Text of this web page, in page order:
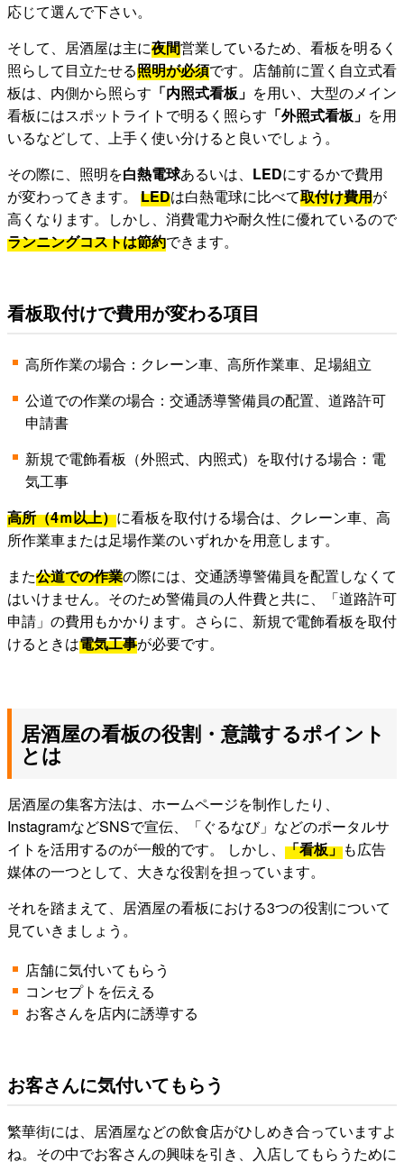
応じて選んで下さい。
そして、居酒屋は主に夜間営業しているため、看板を明るく
照らして目立たせる照明が必須です。店舗前に置く自立式看
板は、内側から照らす 「内照式看板」 を用い、大型のメイン
看板にはスポットライトで明るく照らす 「外照式看板」 を用
いるなどして、上手く使い分けると良いでしょう。
その際に、照明を白熱電球あるいは、 LEDにするかで費用
が変わってきます。 LEDは白熱電球に比べて取付け費用が
高くなります。しかし、消費電力や耐久性に優れているので
ランニングコストは節約できます。
看板取付けで費用が変わる項目
高所作業の場合：クレーン車、高所作業車、足場組立
公道での作業の場合：交通誘導警備員の配置、道路許可
申請書
新規で電飾看板（外照式、内照式）を取付ける場合：電
気工事
高所（4ｍ以上）に看板を取付ける場合は、クレーン車、高
所作業車または足場作業のいずれかを用意します。
また公道での作業の際には、交通誘導警備員を配置しなくて
はいけません。そのため警備員の人件費と共に、「道路許可
申請」の費用もかかります。さらに、新規で電飾看板を取付
けるときは電気工事が必要です。
居酒屋の看板の役割・意識するポイント
とは
居酒屋の集客方法は、ホームページを制作したり、
InstagramなどSNSで宣伝、「ぐるなび」などのポータルサ
イトを活用するのが一般的です。 しかし、 「看板」も広告
媒体の一つとして、大きな役割を担っています。
それを踏まえて、居酒屋の看板における3つの役割について
見ていきましょう。
店舗に気付いてもらう
コンセプトを伝える
お客さんを店内に誘導する
お客さんに気付いてもらう
繁華街には、居酒屋などの飲食店がひしめき合っていますよ
ね。その中でお客さんの興味を引き、入店してもらうために